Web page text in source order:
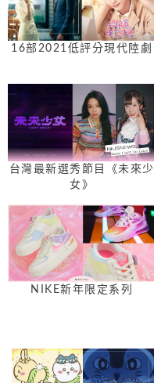
16部2021低評分現代陸劇
台灣最新選秀節目《未來少
女》
NIKE新年限定系列